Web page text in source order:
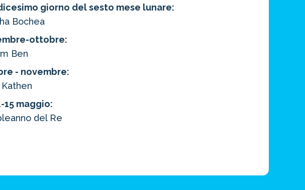
giorno del sesto mese lunare:
Bochea
ottobre:
Ben
- novembre:
Kathen
15 maggio:
del Re